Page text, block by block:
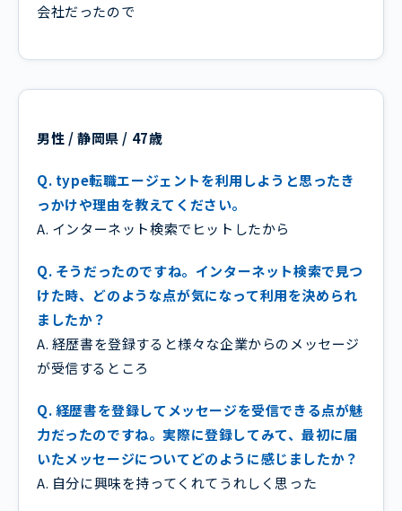
会社だったので
男性 / 静岡県 / 47歳
Q. type転職エージェントを利用しようと思ったき
っかけや理由を教えてください。
A. インターネット検索でヒットしたから
Q. そうだったのですね。インターネット検索で見つ
けた時、どのような点が気になって利用を決められ
ましたか？
A. 経歴書を登録すると様々な企業からのメッセージ
が受信するところ
Q. 経歴書を登録してメッセージを受信できる点が魅
力だったのですね。実際に登録してみて、最初に届
いたメッセージについてどのように感じましたか？
A. 自分に興味を持ってくれてうれしく思った